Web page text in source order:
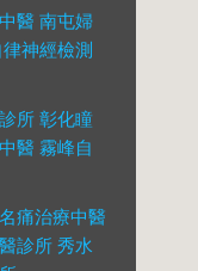
醫 南屯婦
神經檢測
所 彰化瞳
醫 霧峰自
痛治療中醫
診所 秀水